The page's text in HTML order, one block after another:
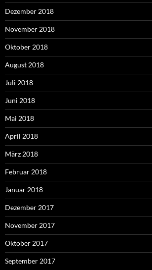
Dezember 2018
November 2018
Oktober 2018
August 2018
Juli 2018
Juni 2018
Mai 2018
April 2018
März 2018
Februar 2018
Januar 2018
Dezember 2017
November 2017
Oktober 2017
September 2017